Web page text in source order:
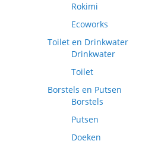
Rokimi
Ecoworks
Toilet en Drinkwater
Drinkwater
Toilet
Borstels en Putsen
Borstels
Putsen
Doeken